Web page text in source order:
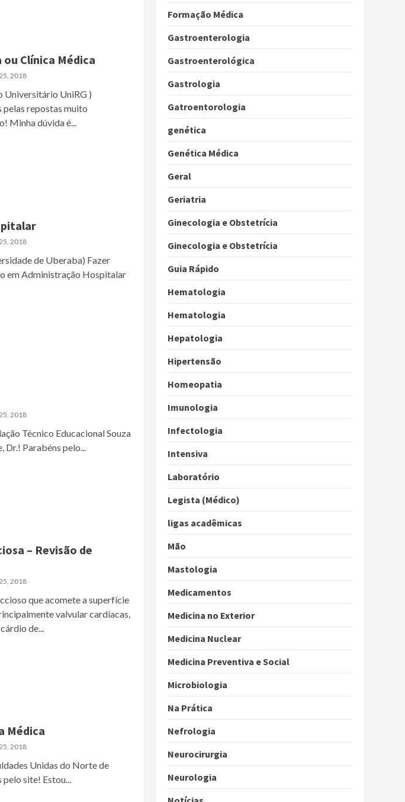
Clínica Médica
2018
Universitário UniRG )
repostas muito
Minha dúvida é...
2018
de Uberaba) Fazer
em Administração Hospitalar
2018
Técnico Educacional Souza
Dr.! Parabéns pelo...
– Revisão de
2018
que acomete a superfície
valvular cardíacas,
de...
Médica
2018
Unidas do Norte de
site! Estou...
Formação Médica
Gastroenterologia
Gastroenterológica
Gastrologia
Gatroentorologia
genética
Genética Médica
Geral
Geriatria
Ginecologia e Obstetrícia
Ginecologia e Obstetrícia
Guia Rápido
Hematologia
Hematologia
Hepatologia
Hipertensão
Homeopatia
Imunologia
Infectologia
Intensiva
Laboratório
Legista (Médico)
ligas acadêmicas
Mão
Mastologia
Medicamentos
Medicina no Exterior
Medicina Nuclear
Medicina Preventiva e Social
Microbiologia
Na Prática
Nefrologia
Neurocirurgia
Neurologia